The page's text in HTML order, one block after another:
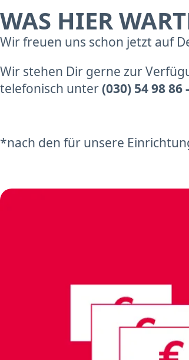
WAS HIER
Wir freuen uns schon jetzt auf
Wir stehen Dir gerne zur
telefonisch unter(030) 54 98 86
*nach den für unsere